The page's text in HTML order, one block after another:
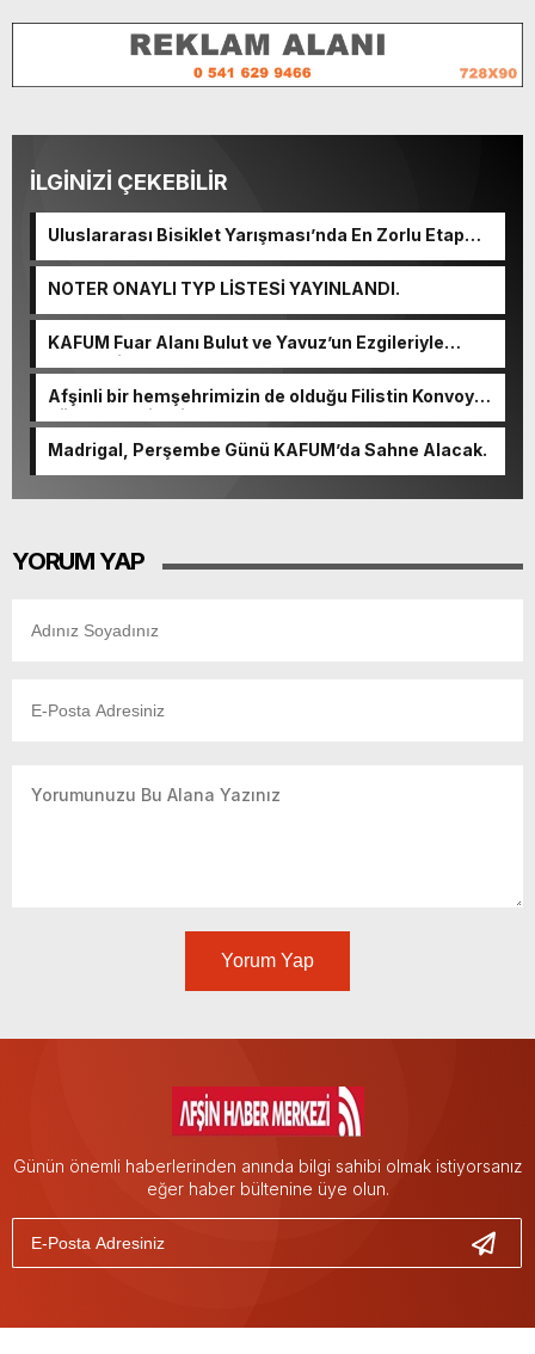
İLGİNİZİ ÇEKEBİLİR
Uluslararası Bisiklet Yarışması’nda En Zorlu Etap
NOTER ONAYLI TYP LİSTESİ YAYINLANDI.
KAFUM Fuar Alanı Bulut ve Yavuz’un Ezgileriyle
Şenlendi.
Afşinli bir hemşehrimizin de olduğu Filistin Konvoyu,
güçlenerek ilerliyor.
Madrigal, Perşembe Günü KAFUM’da Sahne Alacak.
YORUM YAP
Yorum Yap
Günün önemli haberlerinden anında bilgi sahibi olmak istiyorsanız
eğer haber bültenine üye olun.